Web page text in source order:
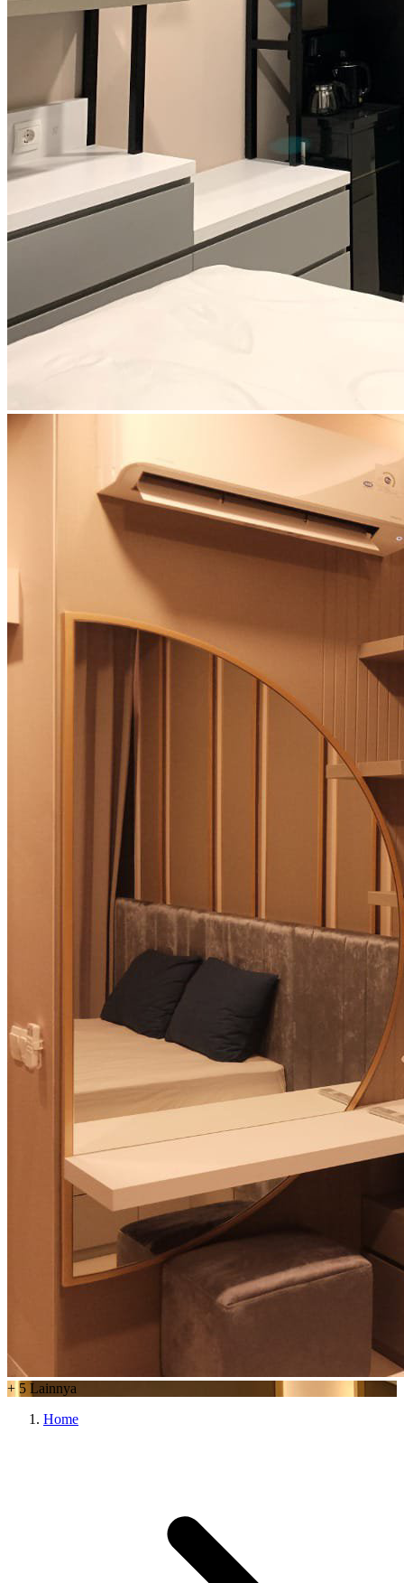
+ 5 Lainnya
Home